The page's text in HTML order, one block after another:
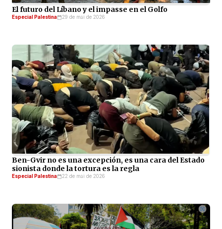
El futuro del Líbano y el impasse en el Golfo
Especial Palestina 29 de mai de 2026
Ben-Gvir no es una excepción, es una cara del Estado
sionista donde la tortura es la regla
Especial Palestina 22 de mai de 2026